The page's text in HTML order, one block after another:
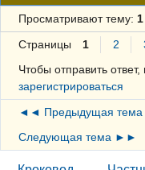
Просматривают тему: 1
Страницы 1 2
Чтобы отправить
зарегистрироваться
◄◄ Предыдущая тема
Следующая тема ►►